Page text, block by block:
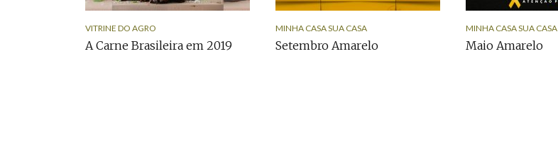
VITRINE DO AGRO
A Carne Brasileira em 2019
MINHA CASA SUA CASA
Setembro Amarelo
MINHA CASA SUA CASA
Maio Amarelo